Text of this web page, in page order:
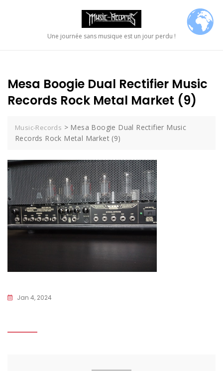
Une journée sans musique est un jour perdu !
Mesa Boogie Dual Rectifier Music
Records Rock Metal Market (9)
Music-Records > Mesa Boogie Dual Rectifier Music
Records Rock Metal Market (9)
Jan 4, 2024